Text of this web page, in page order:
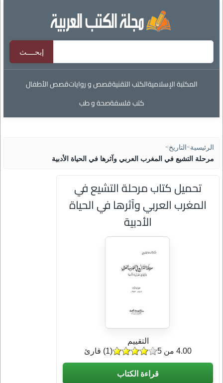
المكتبة الإسلاميةالكتب التقنيةقصص و رواياتقصص الأطفال
كتب فلسفةصحة و طب
الرئيسية> التاريخ>
مرحلة التشيع في المغرب العربي وآثرها في الحياة الأدبية
تحميل كتاب مرحلة التشيع في
المغرب العربي وآثرها في الحياة
الأدبية
التقييم
(
1) قارئ 4.00 من 5
قراءة الكتاب